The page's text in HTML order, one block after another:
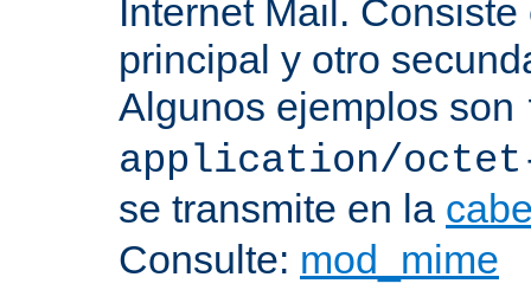
Internet Mail.
principal y otro
Algunos ejemplos son
application/
se transmite en la
Consulte: mod_mime